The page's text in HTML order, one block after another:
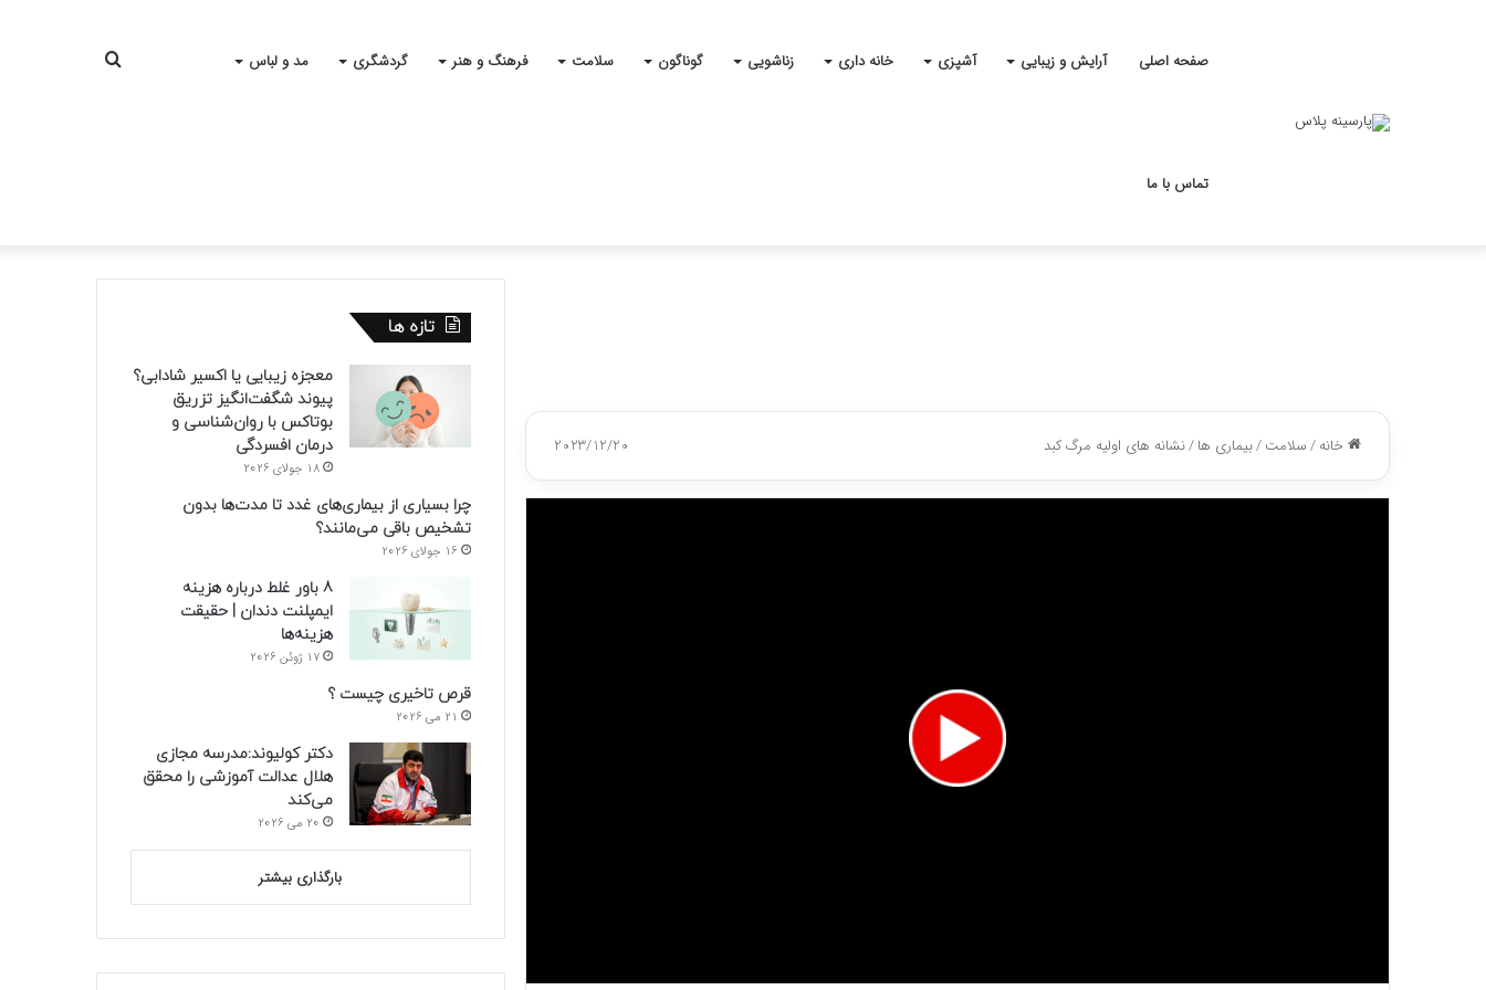
صفحه اصلی آرایش و زیبایی آشپزی خانه داری زناشویی گوناگون سلامت فرهنگ و هنر گردشگری مد و لباس
تماس با ما
جستجو
خانه/سلامت/بیماری ها/نشانه های اولیه مرگ کبد 2023/12/20
تازه ها
معجزه زیبایی یا اکسیر شادابی؟
پیوند شگفت‌انگیز تزریق
بوتاکس با روان‌شناسی و
درمان افسردگی
18 جولای 2026
چرا بسیاری از بیماری‌های غدد تا مدت‌ها بدون
تشخیص باقی می‌مانند؟
16 جولای 2026
8 باور غلط درباره هزینه
ایمپلنت دندان | حقیقت
هزینه‌ها
17 ژوئن 2026
قرص تاخیری چیست ؟
21 می 2026
دکتر کولیوند:مدرسه مجازی
هلال عدالت آموزشی را محقق
می‌کند
20 می 2026
بارگذاری بیشتر